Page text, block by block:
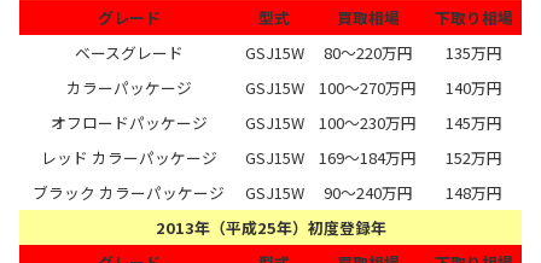
グレード
型式 買取相場
下取り相場
ベースグレード
GSJ15W 80～220万円
135万円
カラーパッケージ
GSJ15W 100～270万円
140万円
オフロードパッケージ
GSJ15W 100～230万円
145万円
レッド カラーパッケージ
GSJ15W 169～184万円
152万円
ブラック カラーパッケージ
GSJ15W 90～240万円
148万円
2013年（平成25年）初度登録年